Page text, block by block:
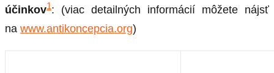
účinkov1: (viac detailných informácií môžete nájsť
na www.antikoncepcia.org)